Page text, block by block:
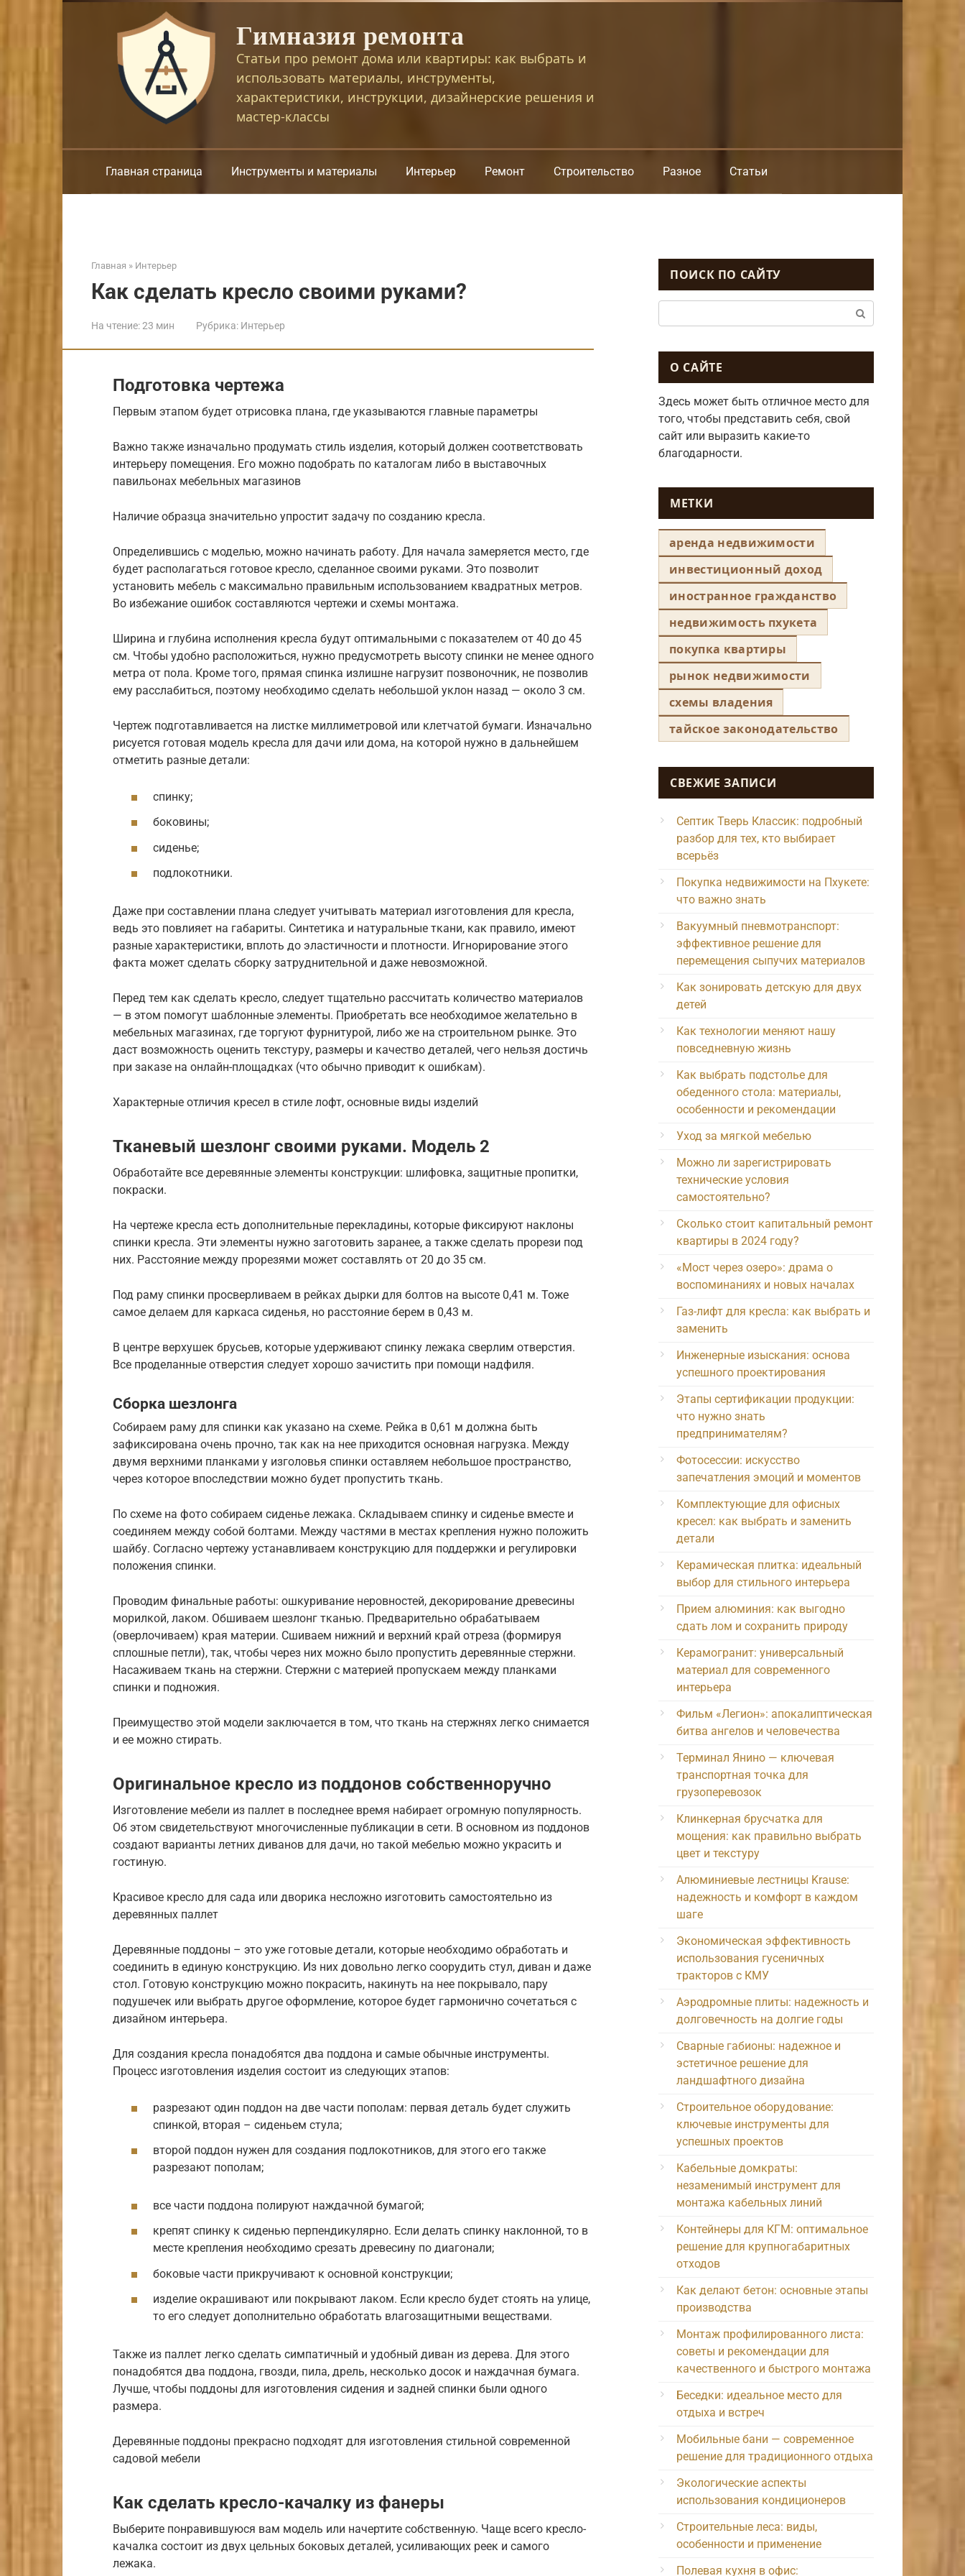
Гимназия ремонта
Статьи про ремонт дома или квартиры: как выбрать и
использовать материалы, инструменты,
характеристики, инструкции, дизайнерские решения и
мастер-классы
Главная страница Инструменты и материалы Интерьер Ремонт Строительство Разное Статьи
Главная » Интерьер
Как сделать кресло своими руками?
На чтение:23 мин Рубрика: Интерьер
Подготовка чертежа
Первым этапом будет отрисовка плана, где указываются главные параметры
Важно также изначально продумать стиль изделия, который должен соответствовать
интерьеру помещения. Его можно подобрать по каталогам либо в выставочных
павильонах мебельных магазинов
Наличие образца значительно упростит задачу по созданию кресла.
Определившись с моделью, можно начинать работу. Для начала замеряется место, где
будет располагаться готовое кресло, сделанное своими руками. Это позволит
установить мебель с максимально правильным использованием квадратных метров.
Во избежание ошибок составляются чертежи и схемы монтажа.
Ширина и глубина исполнения кресла будут оптимальными с показателем от 40 до 45
см. Чтобы удобно расположиться, нужно предусмотреть высоту спинки не менее одного
метра от пола. Кроме того, прямая спинка излишне нагрузит позвоночник, не позволив
ему расслабиться, поэтому необходимо сделать небольшой уклон назад — около 3 см.
Чертеж подготавливается на листке миллиметровой или клетчатой бумаги. Изначально
рисуется готовая модель кресла для дачи или дома, на которой нужно в дальнейшем
отметить разные детали:
спинку;
боковины;
сиденье;
подлокотники.
Даже при составлении плана следует учитывать материал изготовления для кресла,
ведь это повлияет на габариты. Синтетика и натуральные ткани, как правило, имеют
разные характеристики, вплоть до эластичности и плотности. Игнорирование этого
факта может сделать сборку затруднительной и даже невозможной.
Перед тем как сделать кресло, следует тщательно рассчитать количество материалов
— в этом помогут шаблонные элементы. Приобретать все необходимое желательно в
мебельных магазинах, где торгуют фурнитурой, либо же на строительном рынке. Это
даст возможность оценить текстуру, размеры и качество деталей, чего нельзя достичь
при заказе на онлайн-площадках (что обычно приводит к ошибкам).
Характерные отличия кресел в стиле лофт, основные виды изделий
Тканевый шезлонг своими руками. Модель 2
Обработайте все деревянные элементы конструкции: шлифовка, защитные пропитки,
покраски.
На чертеже кресла есть дополнительные перекладины, которые фиксируют наклоны
спинки кресла. Эти элементы нужно заготовить заранее, а также сделать прорези под
них. Расстояние между прорезями может составлять от 20 до 35 см.
Под раму спинки просверливаем в рейках дырки для болтов на высоте 0,41 м. Тоже
самое делаем для каркаса сиденья, но расстояние берем в 0,43 м.
В центре верхушек брусьев, которые удерживают спинку лежака сверлим отверстия.
Все проделанные отверстия следует хорошо зачистить при помощи надфиля.
Сборка шезлонга
Собираем раму для спинки как указано на схеме. Рейка в 0,61 м должна быть
зафиксирована очень прочно, так как на нее приходится основная нагрузка. Между
двумя верхними планками у изголовья спинки оставляем небольшое пространство,
через которое впоследствии можно будет пропустить ткань.
По схеме на фото собираем сиденье лежака. Складываем спинку и сиденье вместе и
соединяем между собой болтами. Между частями в местах крепления нужно положить
шайбу. Согласно чертежу устанавливаем конструкцию для поддержки и регулировки
положения спинки.
Проводим финальные работы: ошкуривание неровностей, декорирование древесины
морилкой, лаком. Обшиваем шезлонг тканью. Предварительно обрабатываем
(оверлочиваем) края материи. Сшиваем нижний и верхний край отреза (формируя
сплошные петли), так, чтобы через них можно было пропустить деревянные стержни.
Насаживаем ткань на стержни. Стержни с материей пропускаем между планками
спинки и подножия.
Преимущество этой модели заключается в том, что ткань на стержнях легко снимается
и ее можно стирать.
Оригинальное кресло из поддонов собственноручно
Изготовление мебели из паллет в последнее время набирает огромную популярность.
Об этом свидетельствуют многочисленные публикации в сети. В основном из поддонов
создают варианты летних диванов для дачи, но такой мебелью можно украсить и
гостиную.
Красивое кресло для сада или дворика несложно изготовить самостоятельно из
деревянных паллет
Деревянные поддоны – это уже готовые детали, которые необходимо обработать и
соединить в единую конструкцию. Из них довольно легко соорудить стул, диван и даже
стол. Готовую конструкцию можно покрасить, накинуть на нее покрывало, пару
подушечек или выбрать другое оформление, которое будет гармонично сочетаться с
дизайном интерьера.
Для создания кресла понадобятся два поддона и самые обычные инструменты.
Процесс изготовления изделия состоит из следующих этапов:
разрезают один поддон на две части пополам: первая деталь будет служить
спинкой, вторая – сиденьем стула;
второй поддон нужен для создания подлокотников, для этого его также
разрезают пополам;
все части поддона полируют наждачной бумагой;
крепят спинку к сиденью перпендикулярно. Если делать спинку наклонной, то в
месте крепления необходимо срезать древесину по диагонали;
боковые части прикручивают к основной конструкции;
изделие окрашивают или покрывают лаком. Если кресло будет стоять на улице,
то его следует дополнительно обработать влагозащитными веществами.
Также из паллет легко сделать симпатичный и удобный диван из дерева. Для этого
понадобятся два поддона, гвозди, пила, дрель, несколько досок и наждачная бумага.
Лучше, чтобы поддоны для изготовления сидения и задней спинки были одного
размера.
Деревянные поддоны прекрасно подходят для изготовления стильной современной
садовой мебели
Как сделать кресло-качалку из фанеры
Выберите понравившуюся вам модель или начертите собственную. Чаще всего кресло-
качалка состоит из двух цельных боковых деталей, усиливающих реек и самого
лежака.
ПОИСК ПО САЙТУ
О САЙТЕ
Здесь может быть отличное место для
того, чтобы представить себя, свой
сайт или выразить какие-то
благодарности.
МЕТКИ
аренда недвижимости
инвестиционный доход
иностранное гражданство
недвижимость пхукета
покупка квартиры
рынок недвижимости
схемы владения
тайское законодательство
СВЕЖИЕ ЗАПИСИ
Септик Тверь Классик: подробный
разбор для тех, кто выбирает
всерьёз
Покупка недвижимости на Пхукете:
что важно знать
Вакуумный пневмотранспорт:
эффективное решение для
перемещения сыпучих материалов
Как зонировать детскую для двух
детей
Как технологии меняют нашу
повседневную жизнь
Как выбрать подстолье для
обеденного стола: материалы,
особенности и рекомендации
Уход за мягкой мебелью
Можно ли зарегистрировать
технические условия
самостоятельно?
Сколько стоит капитальный ремонт
квартиры в 2024 году?
«Мост через озеро»: драма о
воспоминаниях и новых началах
Газ-лифт для кресла: как выбрать и
заменить
Инженерные изыскания: основа
успешного проектирования
Этапы сертификации продукции:
что нужно знать
предпринимателям?
Фотосессии: искусство
запечатления эмоций и моментов
Комплектующие для офисных
кресел: как выбрать и заменить
детали
Керамическая плитка: идеальный
выбор для стильного интерьера
Прием алюминия: как выгодно
сдать лом и сохранить природу
Керамогранит: универсальный
материал для современного
интерьера
Фильм «Легион»: апокалиптическая
битва ангелов и человечества
Терминал Янино — ключевая
транспортная точка для
грузоперевозок
Клинкерная брусчатка для
мощения: как правильно выбрать
цвет и текстуру
Алюминиевые лестницы Krause:
надежность и комфорт в каждом
шаге
Экономическая эффективность
использования гусеничных
тракторов с КМУ
Аэродромные плиты: надежность и
долговечность на долгие годы
Сварные габионы: надежное и
эстетичное решение для
ландшафтного дизайна
Строительное оборудование:
ключевые инструменты для
успешных проектов
Кабельные домкраты:
незаменимый инструмент для
монтажа кабельных линий
Контейнеры для КГМ: оптимальное
решение для крупногабаритных
отходов
Как делают бетон: основные этапы
производства
Монтаж профилированного листа:
советы и рекомендации для
качественного и быстрого монтажа
Беседки: идеальное место для
отдыха и встреч
Мобильные бани — современное
решение для традиционного отдыха
Экологические аспекты
использования кондиционеров
Строительные леса: виды,
особенности и применение
Полевая кухня в офис: